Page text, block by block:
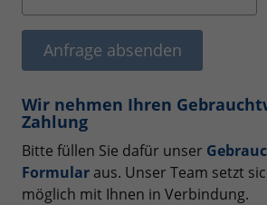
Anfrage absenden
Wir nehmen Ihren
Zahlung
Bitte füllen Sie dafür unser
Formular aus. Unser Team setzt
möglich mit Ihnen in Verbindung.